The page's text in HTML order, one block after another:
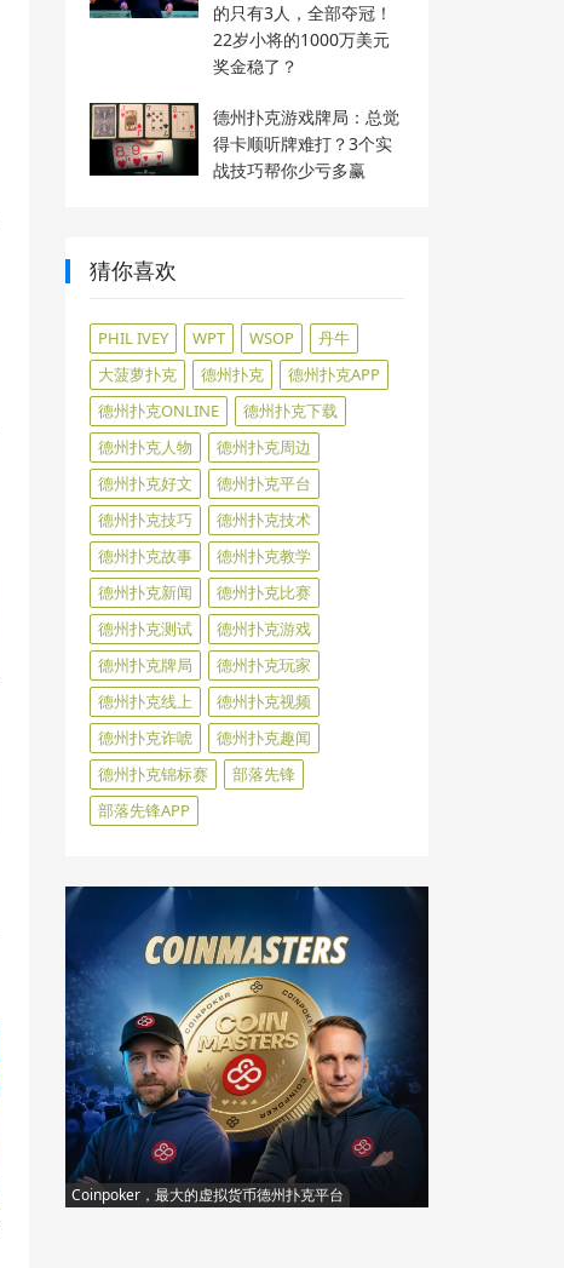
的只有3人，全部夺冠！
22岁小将的1000万美元
奖金稳了？
德州扑克游戏牌局：总觉
得卡顺听牌难打？3个实
战技巧帮你少亏多赢
猜你喜欢
PHIL IVEY WPT WSOP
丹牛
大菠萝扑克
德州扑克
德州扑克APP
德州扑克ONLINE
德州扑克下载
德州扑克人物
德州扑克周边
德州扑克好文
德州扑克平台
德州扑克技巧
德州扑克技术
德州扑克故事
德州扑克教学
德州扑克新闻
德州扑克比赛
德州扑克测试
德州扑克游戏
德州扑克牌局
德州扑克玩家
德州扑克线上
德州扑克视频
德州扑克诈唬
德州扑克趣闻
德州扑克锦标赛
部落先锋
部落先锋APP
Coinpoker，最大的虚拟货币德州扑克平台